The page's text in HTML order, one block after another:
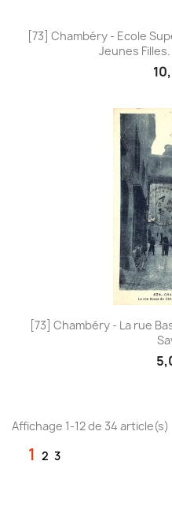
[73] Chambéry - Ecole
Jeunes
[73] Chambéry - La rue
Affichage 1-12 de 34 article(s)
1 2 3